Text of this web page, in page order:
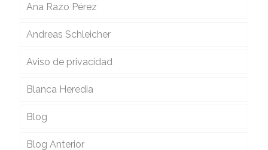
Ana Razo Pérez
Andreas Schleicher
Aviso de privacidad
Blanca Heredia
Blog
Blog Anterior